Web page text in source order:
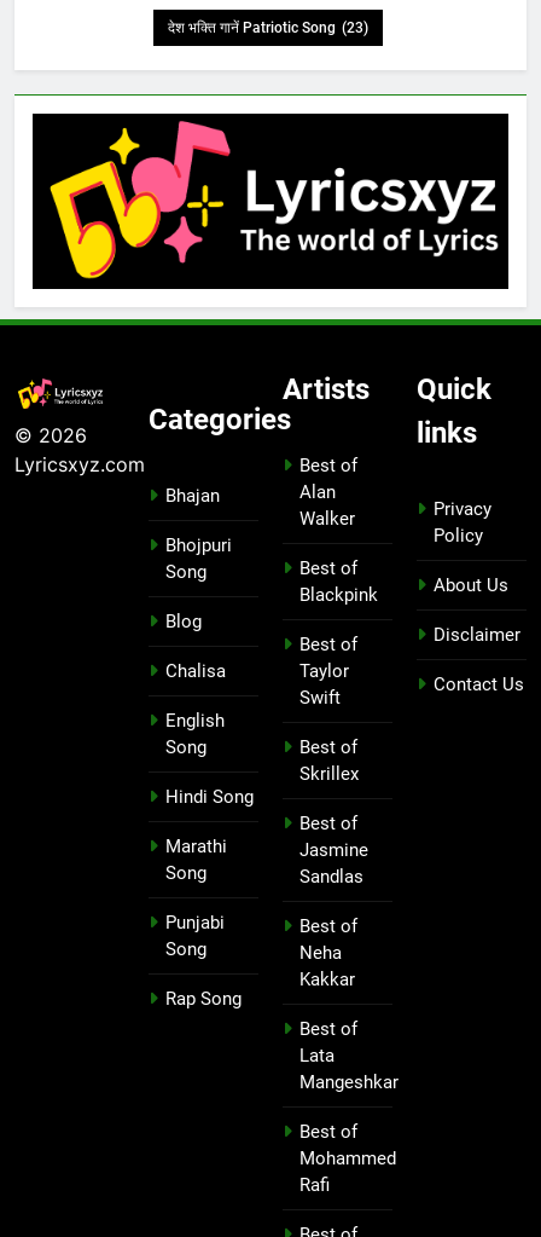
देश भक्ति गानें Patriotic Song (23)
© 2026
Lyricsxyz.com
Categories
Bhajan
Bhojpuri
Song
Blog
Chalisa
English
Song
Hindi Song
Marathi
Song
Punjabi
Song
Rap Song
Artists
Best of
Alan
Walker
Best of
Blackpink
Best of
Taylor
Swift
Best of
Skrillex
Best of
Jasmine
Sandlas
Best of
Neha
Kakkar
Best of
Lata
Mangeshkar
Best of
Mohammed
Rafi
Quick
links
Privacy
Policy
About Us
Disclaimer
Contact Us